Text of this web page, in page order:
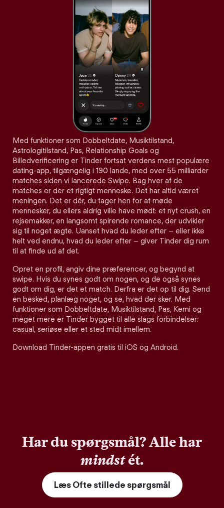
Med funktioner som Dobbeltdate, Musiktilstand,
Astrologitilstand, Pas, Relationship Goals og
Billedverificering er Tinder fortsat verdens mest populære
dating-app, tilgængelig i 190 lande, med over 55 milliarder
matches siden vi lancerede Swipe. Bag hver af de
matches er der et rigtigt menneske. Det har altid været
meningen. Det er dér, du tager hen for at møde
mennesker, du ellers aldrig ville have mødt: et nyt crush, en
rejsemakker, en langsomt spirende romance, der udvikler
sig til noget ægte. Uanset hvad du leder efter – eller ikke
helt ved endnu, hvad du leder efter – giver Tinder dig rum
til at finde ud af det.
Opret en profil, angiv dine præferencer, og begynd at
swipe. Hvis du synes godt om nogen, og de også synes
godt om dig, er det et match. Derfra er det op til dig. Send
en besked, planlæg noget, og se, hvad der sker. Med
funktioner som Dobbeltdate, Musiktilstand, Pas, Kemi og
meget mere er Tinder bygget til alle slags forbindelser:
casual, seriøse eller et sted midt imellem.
Download Tinder-appen gratis til iOS og Android.
Har du spørgsmål? Alle har
mindstét.
Læs Ofte stillede spørgsmål